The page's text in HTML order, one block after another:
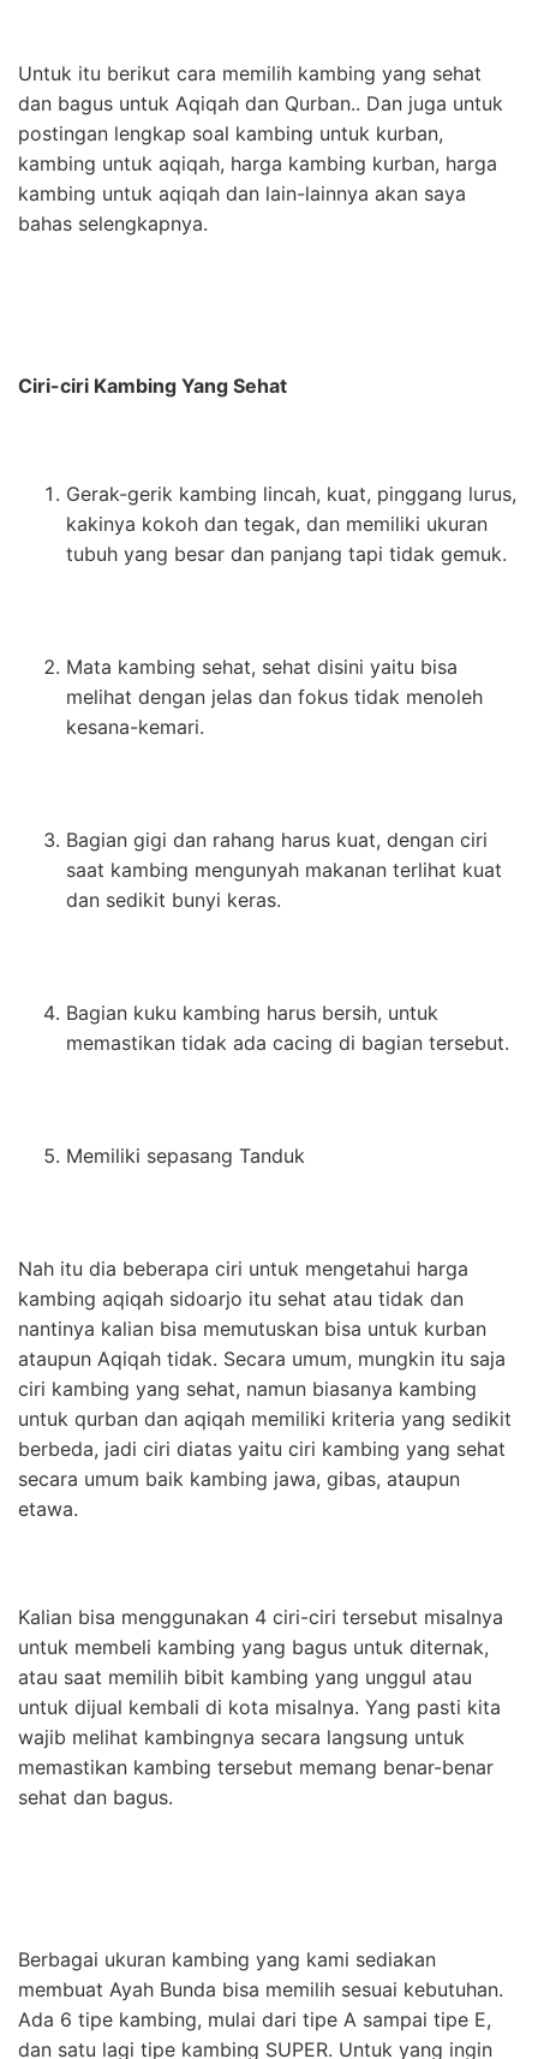
Untuk itu berikut cara memilih kambing yang sehat
dan bagus untuk Aqiqah dan Qurban.. Dan juga untuk
postingan lengkap soal kambing untuk kurban,
kambing untuk aqiqah, harga kambing kurban, harga
kambing untuk aqiqah dan lain-lainnya akan saya
bahas selengkapnya.
Ciri-ciri Kambing Yang Sehat
Gerak-gerik kambing lincah, kuat, pinggang lurus,
kakinya kokoh dan tegak, dan memiliki ukuran
tubuh yang besar dan panjang tapi tidak gemuk.
Mata kambing sehat, sehat disini yaitu bisa
melihat dengan jelas dan fokus tidak menoleh
kesana-kemari.
Bagian gigi dan rahang harus kuat, dengan ciri
saat kambing mengunyah makanan terlihat kuat
dan sedikit bunyi keras.
Bagian kuku kambing harus bersih, untuk
memastikan tidak ada cacing di bagian tersebut.
Memiliki sepasang Tanduk
Nah itu dia beberapa ciri untuk mengetahui harga
kambing aqiqah sidoarjo itu sehat atau tidak dan
nantinya kalian bisa memutuskan bisa untuk kurban
ataupun Aqiqah tidak. Secara umum, mungkin itu saja
ciri kambing yang sehat, namun biasanya kambing
untuk qurban dan aqiqah memiliki kriteria yang sedikit
berbeda, jadi ciri diatas yaitu ciri kambing yang sehat
secara umum baik kambing jawa, gibas, ataupun
etawa.
Kalian bisa menggunakan 4 ciri-ciri tersebut misalnya
untuk membeli kambing yang bagus untuk diternak,
atau saat memilih bibit kambing yang unggul atau
untuk dijual kembali di kota misalnya. Yang pasti kita
wajib melihat kambingnya secara langsung untuk
memastikan kambing tersebut memang benar-benar
sehat dan bagus.
Berbagai ukuran kambing yang kami sediakan
membuat Ayah Bunda bisa memilih sesuai kebutuhan.
Ada 6 tipe kambing, mulai dari tipe A sampai tipe E,
dan satu lagi tipe kambing SUPER. Untuk yang ingin